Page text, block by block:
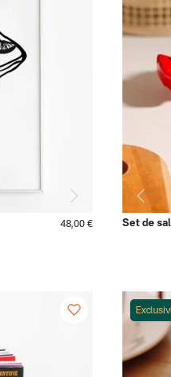
48,00 € Set de